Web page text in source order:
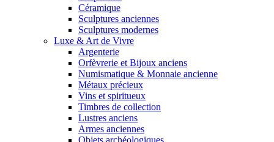
Céramique
Sculptures anciennes
Sculptures modernes
Luxe & Art de Vivre
Argenterie
Orfèvrerie et Bijoux anciens
Numismatique & Monnaie ancienne
Métaux précieux
Vins et spiritueux
Timbres de collection
Lustres anciens
Armes anciennes
Objets archéologiques